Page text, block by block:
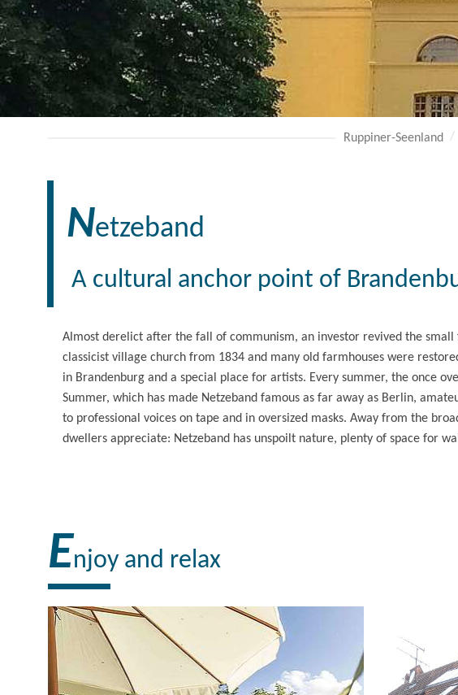
Ruppiner-Seenland
Netzeband
A cultural anchor point of
Almost derelict after the fall of communism, an investor revived the
classicist village church from 1834 and many old farmhouses were
in Brandenburg and a special place for artists. Every summer, the once
Summer, which has made Netzeband famous as far away as Berlin,
to professional voices on tape and in oversized masks. Away from the
dwellers appreciate: Netzeband has unspoilt nature, plenty of space for
Enjoy and relax